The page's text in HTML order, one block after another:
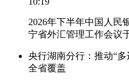
2026年下半年中国人民
宁省外汇管理工作会议
央行湖南分行：推动“
全省覆盖